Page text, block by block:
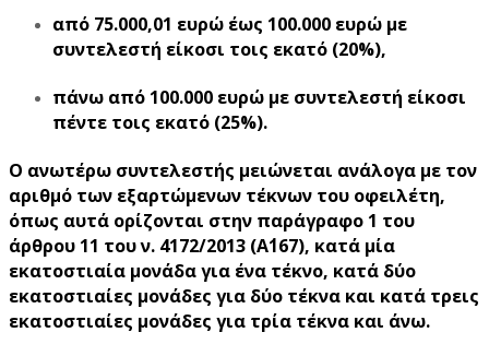
από 75.000,01 ευρώ έως 100.000 ευρώ με
συντελεστή είκοσι τοις εκατό (20%),
πάνω από 100.000 ευρώ με συντελεστή είκοσι
πέντε τοις εκατό (25%).
Ο ανωτέρω συντελεστής μειώνεται ανάλογα με τον
αριθμό των εξαρτώμενων τέκνων του οφειλέτη,
όπως αυτά ορίζονται στην παράγραφο 1 του
άρθρου 11 του ν. 4172/2013 (Α΄167), κατά μία
εκατοστιαία μονάδα για ένα τέκνο, κατά δύο
εκατοστιαίες μονάδες για δύο τέκνα και κατά τρεις
εκατοστιαίες μονάδες για τρία τέκνα και άνω.